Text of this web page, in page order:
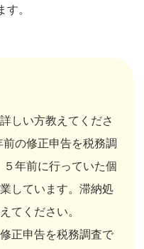
。
しい方教えてくださ
の修正申告を税務調
年前に行っていた個
しています。滞納処
てください。
正申告を税務調査で